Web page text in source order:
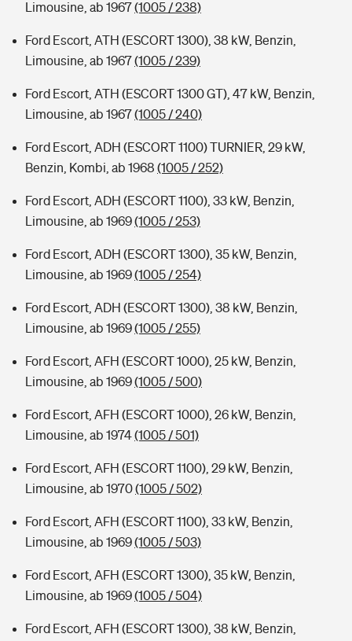
Limousine, ab 1967(1005 / 238)
Ford Escort, ATH (ESCORT 1300), 38 kW, Benzin,
Limousine, ab 1967(1005 / 239)
Ford Escort, ATH (ESCORT 1300 GT), 47 kW, Benzin,
Limousine, ab 1967(1005 / 240)
Ford Escort, ADH (ESCORT 1100) TURNIER, 29 kW,
Benzin, Kombi, ab 1968 (1005 / 252)
Ford Escort, ADH (ESCORT 1100), 33 kW, Benzin,
Limousine, ab 1969(1005 / 253)
Ford Escort, ADH (ESCORT 1300), 35 kW, Benzin,
Limousine, ab 1969(1005 / 254)
Ford Escort, ADH (ESCORT 1300), 38 kW, Benzin,
Limousine, ab 1969(1005 / 255)
Ford Escort, AFH (ESCORT 1000), 25 kW, Benzin,
Limousine, ab 1969(1005 / 500)
Ford Escort, AFH (ESCORT 1000), 26 kW, Benzin,
Limousine, ab 1974(1005 / 501)
Ford Escort, AFH (ESCORT 1100), 29 kW, Benzin,
Limousine, ab 1970(1005 / 502)
Ford Escort, AFH (ESCORT 1100), 33 kW, Benzin,
Limousine, ab 1969(1005 / 503)
Ford Escort, AFH (ESCORT 1300), 35 kW, Benzin,
Limousine, ab 1969(1005 / 504)
Ford Escort, AFH (ESCORT 1300), 38 kW, Benzin,